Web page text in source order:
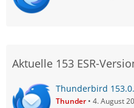
Aktuelle 153 ESR-
Thunderbird
Thunder 4. August